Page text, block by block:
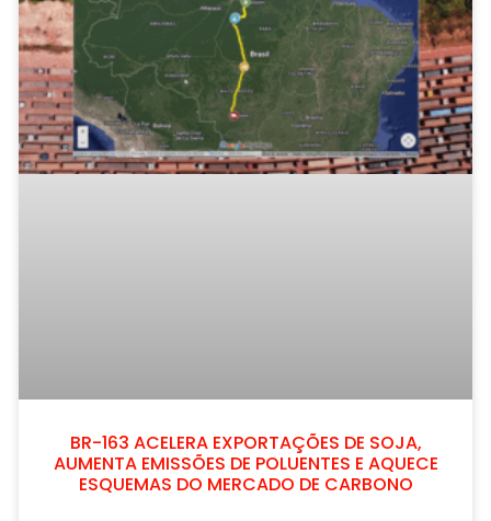
BR-163 ACELERA EXPORTAÇÕES DE SOJA,
AUMENTA EMISSÕES DE POLUENTES E AQUECE
ESQUEMAS DO MERCADO DE CARBONO